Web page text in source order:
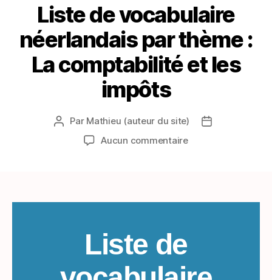
Liste de vocabulaire
néerlandais par thème :
La comptabilité et les
impôts
Auteur
l’article
Par Mathieu (auteur du site)
Date
Aucun commentairesur
et
Liste de